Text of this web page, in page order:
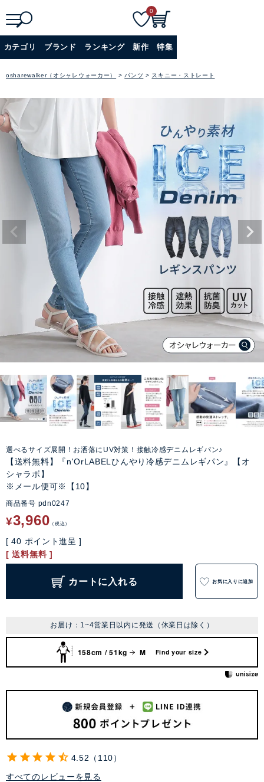
詳細検索
0
カテゴリ ブランド ランキング 新作 特集
osharewalker（オシャレウォーカー） パンツ スキニー・ストレート
選べるサイズ展開！お洒落にUV対策！接触冷感デニムレギパン♪
【送料無料】『n'OrLABELひんやり冷感デニムレギパン』【オ
シャラボ】
※メール便可※【10】
商品番号 pdn0247
¥3,960 税込
[ 40 ポイント進呈 ]
送料無料
カートに入れる お気に入りに追加
お届け：1~4営業日以内に発送（休業日は除く）
158cm / 51kg M Find your size
4.52
110
すべてのレビューを見る